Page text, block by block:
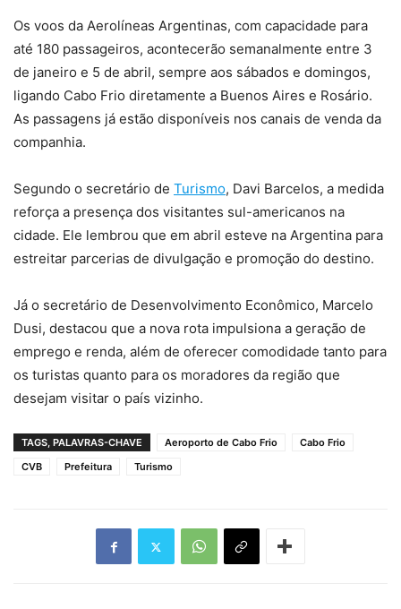
Os voos da Aerolíneas Argentinas, com capacidade para
até 180 passageiros, acontecerão semanalmente entre 3
de janeiro e 5 de abril, sempre aos sábados e domingos,
ligando Cabo Frio diretamente a Buenos Aires e Rosário.
As passagens já estão disponíveis nos canais de venda da
companhia.
Segundo o secretário de Turismo, Davi Barcelos, a medida
reforça a presença dos visitantes sul-americanos na
cidade. Ele lembrou que em abril esteve na Argentina para
estreitar parcerias de divulgação e promoção do destino.
Já o secretário de Desenvolvimento Econômico, Marcelo
Dusi, destacou que a nova rota impulsiona a geração de
emprego e renda, além de oferecer comodidade tanto para
os turistas quanto para os moradores da região que
desejam visitar o país vizinho.
TAGS, PALAVRAS-CHAVE Aeroporto de Cabo Frio
Cabo Frio
CVB
Prefeitura Turismo